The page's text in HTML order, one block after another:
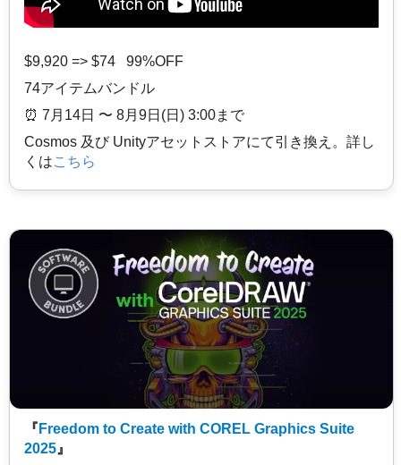
$9,920 => $74 99%OFF
74アイテムバンドル
⏰️ 7月14日 〜 8月9日(日) 3:00まで
Cosmos 及び Unityアセットストアにて引き換え。詳し
くはこちら
『 Freedom to Create with COREL Graphics Suite
2025 』